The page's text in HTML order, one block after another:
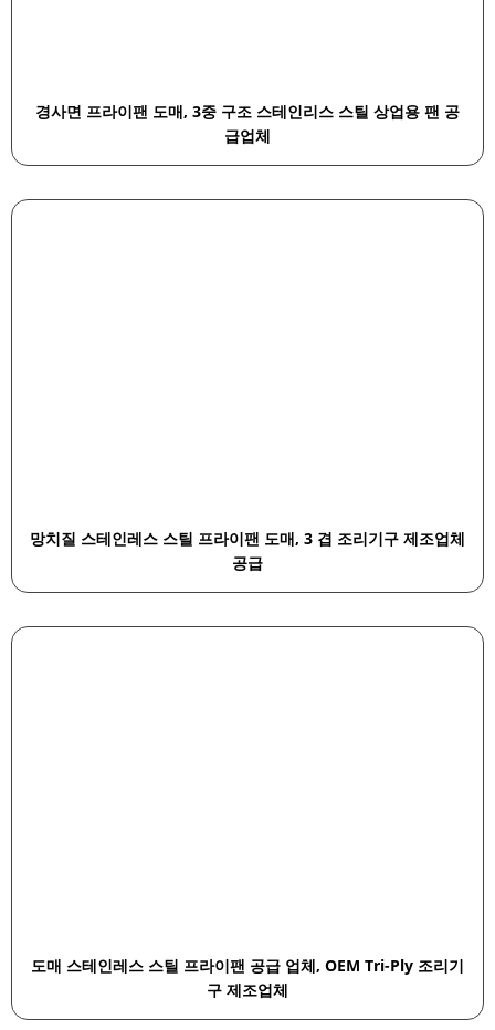
경사면 프라이팬 도매, 3중 구조 스테인리스 스틸 상업용 팬 공
급업체
망치질 스테인레스 스틸 프라이팬 도매, 3 겹 조리기구 제조업체
공급
도매 스테인레스 스틸 프라이팬 공급 업체, OEM Tri-Ply 조리기
구 제조업체